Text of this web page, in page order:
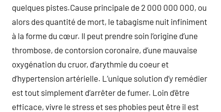
quelques pistes.Cause principale de 2 000 000 000, ou
alors des quantité de mort, le tabagisme nuit infiniment
à la forme du cœur. Il peut prendre soin l’origine d’une
thrombose, de contorsion coronaire, d’une mauvaise
oxygénation du cruor, d’arythmie du coeur et
d’hypertension artérielle. L’unique solution d’y remédier
est tout simplement d’arrêter de fumer. Loin d’être
efficace, vivre le stress et ses phobies peut être il est